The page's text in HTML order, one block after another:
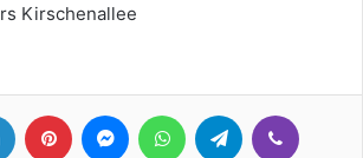
Kirschenallee
LinkedIn Pinterest MessengerWhatsAppTelegram